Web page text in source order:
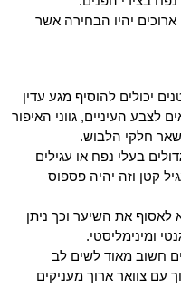
יהיו הבחירה אשר
יכולים להוסיף מגע עדין
לצבע העיניים, גווני האיפור
חלקי הלבוש.
בעלי נפח או עגילים
קטן וזה יהיה פספוס
את השיער וכך ניתן
ומינימליסטי.
חשוב מאוד לשים לב
עם צוואר ארוך מעניקים